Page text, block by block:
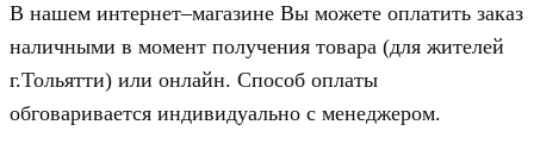
В нашем интернет–магазине Вы можете оплатить заказ
наличными в момент получения товара (для жителей
г.Тольятти) или онлайн. Способ оплаты
обговаривается индивидуально с менеджером.